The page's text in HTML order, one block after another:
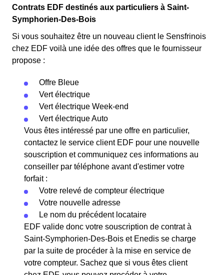
Contrats EDF destinés aux particuliers à Saint-
Symphorien-Des-Bois
Si vous souhaitez être un nouveau client le Sensfrinois
chez EDF voilà une idée des offres que le fournisseur
propose :
Offre Bleue
Vert électrique
Vert électrique Week-end
Vert électrique Auto
Vous êtes intéressé par une offre en particulier,
contactez le service client EDF pour une nouvelle
souscription et communiquez ces informations au
conseiller par téléphone avant d'estimer votre
forfait :
Votre relevé de compteur électrique
Votre nouvelle adresse
Le nom du précédent locataire
EDF valide donc votre souscription de contrat à
Saint-Symphorien-Des-Bois et Enedis se charge
par la suite de procéder à la mise en service de
votre compteur. Sachez que si vous êtes client